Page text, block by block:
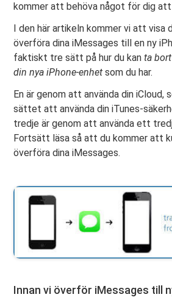
kommer att behöva något för dig
I den här artikeln kommer vi att visa
överföra dina iMessages till en ny
faktiskt tre sätt på hur du kanta
din nya iPhone-enhet som du har.
En är genom att använda din iCloud,
sättet att använda din iTunes-
tredje är genom att använda ett
Fortsätt läsa så att du kommer att
överföra dina iMessages.
Innan vi överför iMessages till